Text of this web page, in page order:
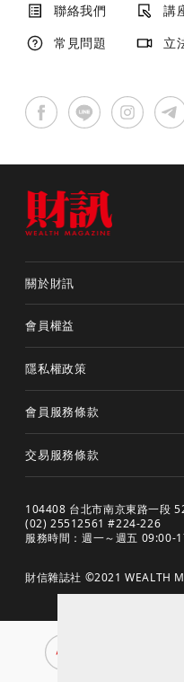
聯絡我們
講
常見問題
立
關於財訊
會員權益
隱私權政策
會員服務條款
交易服務條款
104408 台北市南京東路一段
(02) 25512561 #224-226
服務時間：週一～週五 09:00-
財信雜誌社 ©2021 WEALTH